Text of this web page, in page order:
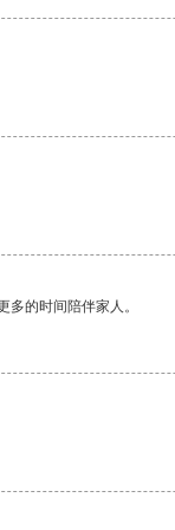
的时间陪伴家人。